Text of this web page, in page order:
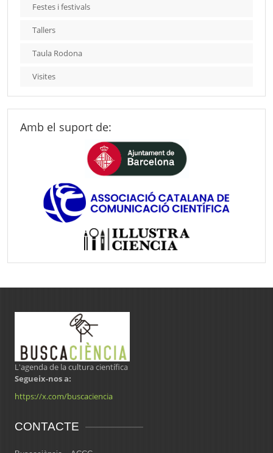
Festes i festivals
Tallers
Taula Rodona
Visites
Amb el suport de:
L'agenda de la cultura científica
Segueix-nos a:
https://x.com/buscaciencia
CONTACTE